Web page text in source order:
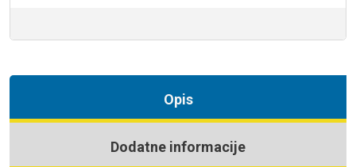
Opis
Dodatne informacije